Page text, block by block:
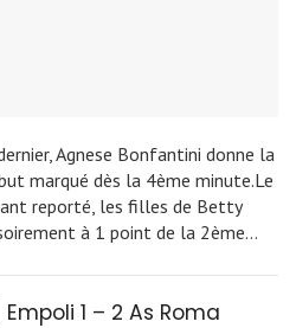
Agnese Bonfantini donne la
marqué dès la 4ème minute.Le
reporté, les filles de Betty
à 1 point de la 2ème…
1 – 2 As Roma